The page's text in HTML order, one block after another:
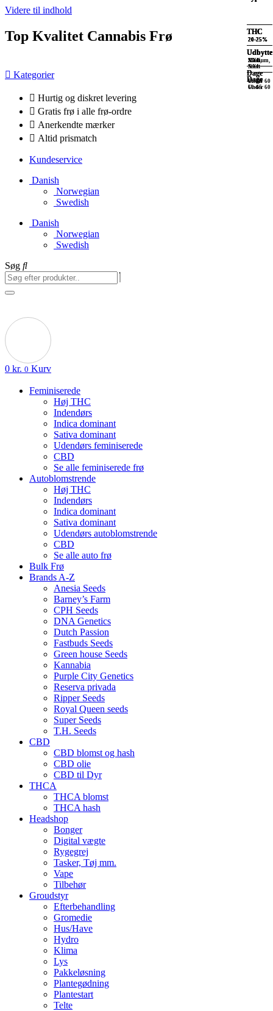
Videre til indhold
Top Kvalitet Cannabis Frø
Kategorier
Hurtig og diskret levering
Gratis frø i alle frø-ordre
Anerkendte mærker
Altid prismatch
Kundeservice
Danish
Norwegian
Swedish
Danish
Norwegian
Swedish
Søg
0 kr. 0 Kurv
Feminiserede
Høj THC
Indendørs
Indica dominant
Sativa dominant
Udendørs feminiserede
CBD
Se alle feminiserede frø
Autoblomstrende
Høj THC
Indendørs
Indica dominant
Sativa dominant
Udendørs autoblomstrende
CBD
Se alle auto frø
Bulk Frø
Brands A-Z
Anesia Seeds
Barney’s Farm
CPH Seeds
DNA Genetics
Dutch Passion
Fastbuds Seeds
Green house Seeds
Kannabia
Purple City Genetics
Reserva privada
Ripper Seeds
Royal Queen seeds
Super Seeds
T.H. Seeds
CBD
CBD blomst og hash
CBD olie
CBD til Dyr
THCA
THCA blomst
THCA hash
Headshop
Bonger
Digital vægte
Rygegrej
Tasker, Tøj mm.
Vape
Tilbehør
Groudstyr
Efterbehandling
Gromedie
Hus/Have
Hydro
Klima
Lys
Pakkeløsning
Plantegødning
Plantestart
Telte
THC
20-25%
Udbytte
XXL
Dage
Under 60
THC
20-25%
Udbytte
XXL
Dage
60-70
THC
20-25%
Udbytte
Stort,
XXL
Dage
Under 60
THC
20-25%
Udbytte
Medium,
Stort
Dage
60-65